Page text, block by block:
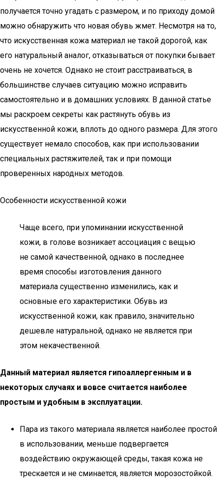
получается точно угадать с размером, и по приходу домой
можно обнаружить что новая обувь жмет. Несмотря на то,
что искусственная кожа материал не такой дорогой, как
его натуральный аналог, отказываться от покупки бывает
очень не хочется. Однако не стоит расстраиваться, в
большинстве случаев ситуацию можно исправить
самостоятельно и в домашних условиях. В данной статье
мы раскроем секреты как растянуть обувь из
искусственной кожи, вплоть до одного размера. Для этого
существует немало способов, как при использовании
специальных растяжителей, так и при помощи
проверенных народных методов.
Особенности искусственной кожи
Чаще всего, при упоминании искусственной
кожи, в голове возникает ассоциация с вещью
не самой качественной, однако в последнее
время способы изготовления данного
материала существенно изменились, как и
основные его характеристики. Обувь из
искусственной кожи, как правило, значительно
дешевле натуральной, однако не является при
этом некачественной.
Данный материал является гипоаллергенным и в
некоторых случаях и вовсе считается наиболее
простым и удобным в эксплуатации.
Пара из такого материала является наиболее простой
в использовании, меньше подвергается
воздействию окружающей среды, такая кожа не
трескается и не сминается, является морозостойкой.